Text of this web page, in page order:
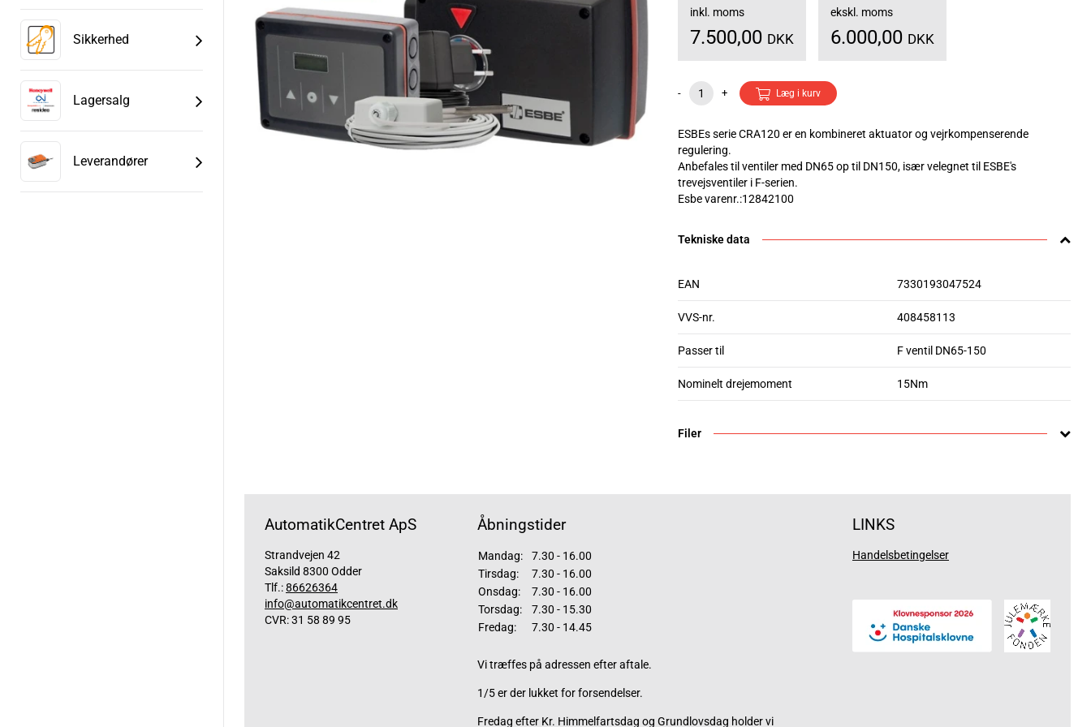
Sikkerhed
Lagersalg
Leverandører
inkl. moms
7.500,00 DKK
ekskl. moms
6.000,00 DKK
- + Læg i kurv
ESBEs serie CRA120 er en kombineret aktuator og vejrkompenserende
regulering.
Anbefales til ventiler med DN65 op til DN150, især velegnet til ESBE's
trevejsventiler i F-serien.
Esbe varenr.:12842100
Tekniske data
EAN 7330193047524
VVS-nr. 408458113
Passer til F ventil DN65-150
Nominelt drejemoment 15Nm
Filer
AutomatikCentret ApS
Strandvejen 42
Saksild 8300 Odder
Tlf.:86626364
info@automatikcentret.dk
CVR: 31 58 89 95
Åbningstider
Mandag:
7.30 - 16.00
Tirsdag:
7.30 - 16.00
Onsdag:
7.30 - 16.00
Torsdag:
7.30 - 15.30
Fredag:
7.30 - 14.45
Vi træffes på adressen efter aftale.
1/5 er der lukket for forsendelser.
Fredag efter Kr. Himmelfartsdag og Grundlovsdag holder vi
LINKS
Handelsbetingelser